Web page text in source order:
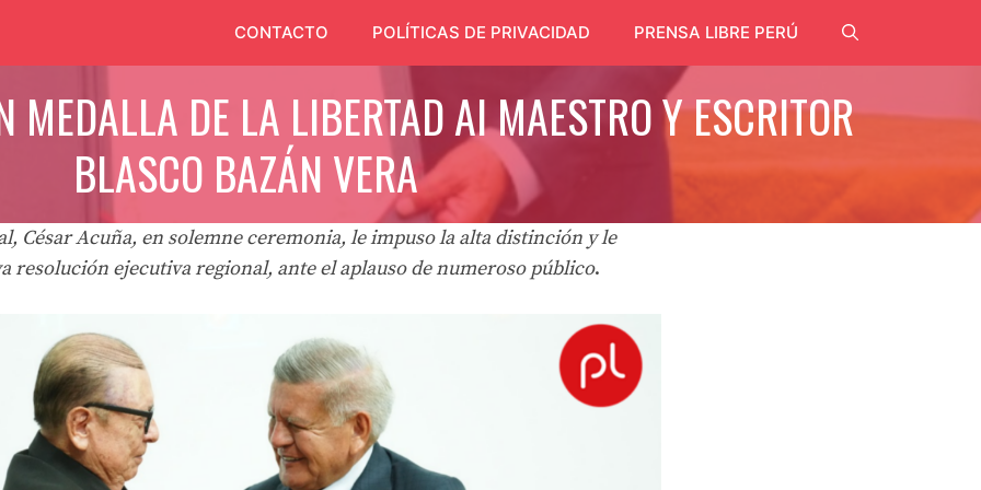
CONTACTO POLÍTICAS DE PRIVACIDAD PRENSA LIBRE PERÚ
MEDALLA DE LA LIBERTAD Al MAESTRO Y ESCRITOR
BLASCO BAZÁN VERA
César Acuña, en solemne ceremonia, le impuso la alta distinción y le
resolución ejecutiva regional, ante el aplauso de numeroso público.